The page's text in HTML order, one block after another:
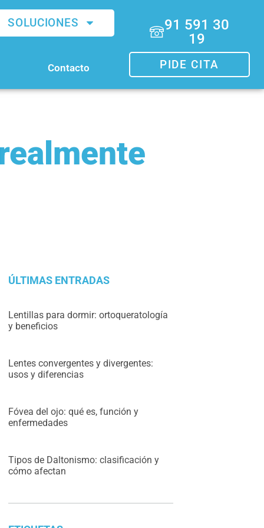
SOLUCIONES
Contacto
91 591 30
19
PIDE CITA
ÚLTIMAS ENTRADAS
Lentillas para dormir: ortoqueratología
y beneficios
Lentes convergentes y divergentes:
usos y diferencias
Fóvea del ojo: qué es, función y
enfermedades
Tipos de Daltonismo: clasificación y
cómo afectan